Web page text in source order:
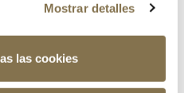
Mostrar detalles
las cookies